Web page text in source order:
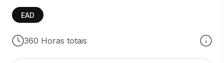
EAD
360 Horas totais